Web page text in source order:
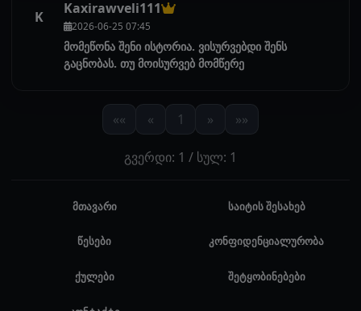
K Kaxirawveli111
2026-06-25 07:45
მომეწონა შენი ისტორია. ვისურვებდი შენს
გაცნობას. თუ მოისურვებ მომწერე
«« « 1 » »»
გვერდი: 1 / სულ: 1
მთავარი საიტის შესახებ
წესები კონფიდენციალურობა
ქულები შეტყობინებები